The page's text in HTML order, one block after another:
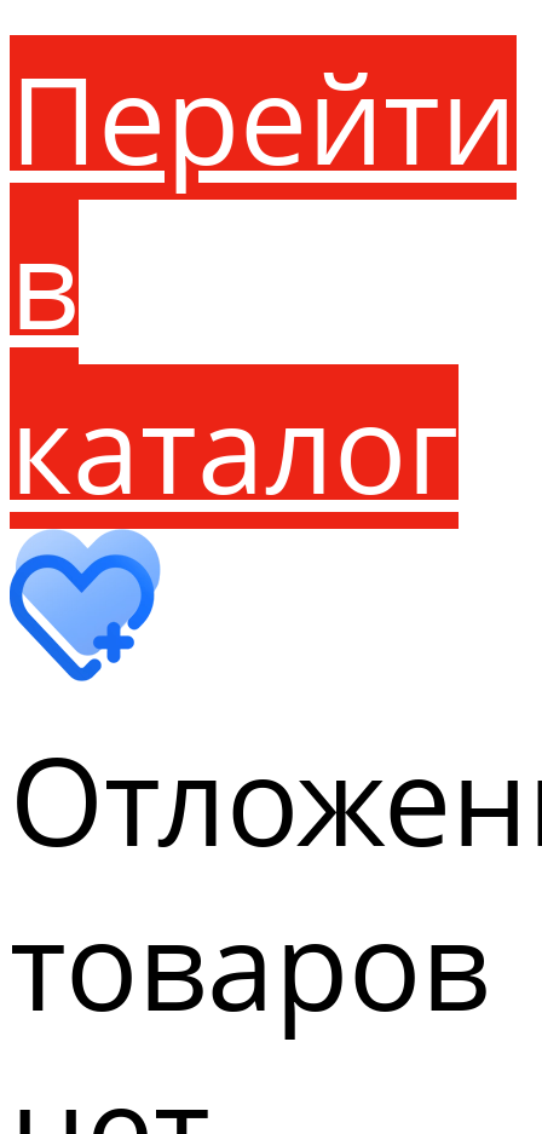
Перейти
в
каталог
товаров